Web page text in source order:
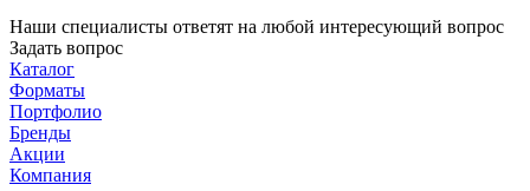
Наши специалисты ответят на любой интересующий вопрос
Задать вопрос
Каталог
Форматы
Портфолио
Бренды
Акции
Компания